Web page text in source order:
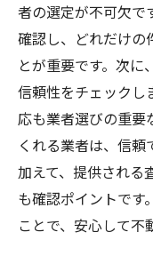
者の選定が不可欠で
確認し、どれだけの
とが重要です。次
信頼性をチェックし
応も業者選びの重要
くれる業者は、信頼
加えて、提供される
も確認ポイントです
ことで、安心して不